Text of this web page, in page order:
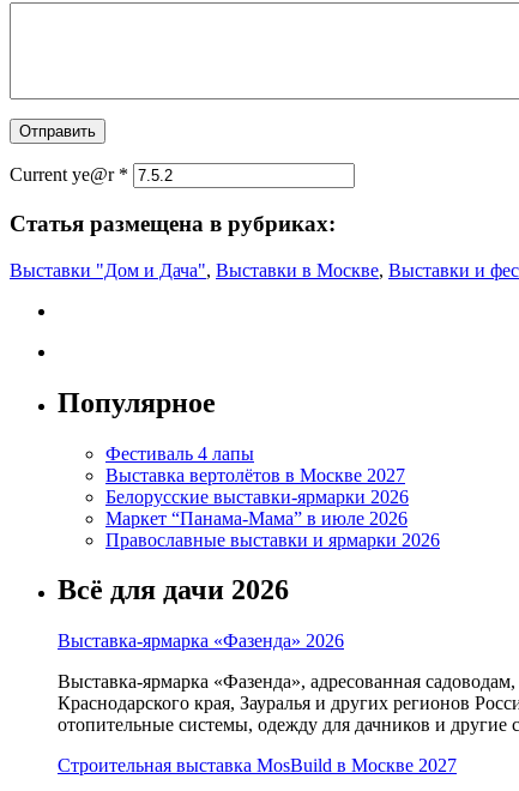
Current ye@r *
Статья размещена в рубриках:
Выставки "Дом и Дача", Выставки в Москве, Выставки и
Популярное
Фестиваль 4 лапы
Выставка вертолётов в Москве 2027
Белорусские выставки-ярмарки 2026
Маркет “Панама-Мама” в июле 2026
Православные выставки и ярмарки 2026
Всё для дачи 2026
Выставка-ярмарка «Фазенда» 2026
Выставка-ярмарка «Фазенда», адресованная
Краснодарского края, Зауралья и других регионов
отопительные системы, одежду для дачников и
Строительная выставка MosBuild в Москве 2027